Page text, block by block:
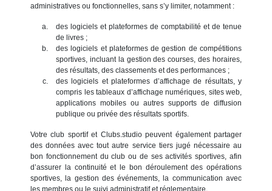
administratives ou fonctionnelles, sans s’y limiter, notamment :
des logiciels et plateformes de comptabilité et de tenue
de livres ;
des logiciels et plateformes de gestion de compétitions
sportives, incluant la gestion des courses, des horaires,
des résultats, des classements et des performances ;
des logiciels et plateformes d’affichage de résultats, y
compris les tableaux d’affichage numériques, sites web,
applications mobiles ou autres supports de diffusion
publique ou privée des résultats sportifs.
Votre club sportif et Clubs.studio peuvent également partager
des données avec tout autre service tiers jugé nécessaire au
bon fonctionnement du club ou de ses activités sportives, afin
d’assurer la continuité et le bon déroulement des opérations
sportives, la gestion des événements, la communication avec
les membres ou le suivi administratif et réglementaire.